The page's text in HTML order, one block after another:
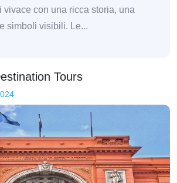
vivace con una ricca storia, una
simboli visibili. Le...
Tours